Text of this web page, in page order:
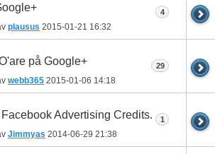
plausus 2015-01-21 16:32
4
på Google+
webb365 2015-01-06 14:18
29
Advertising Credits.
Jimmyas 2014-06-29 21:38
1